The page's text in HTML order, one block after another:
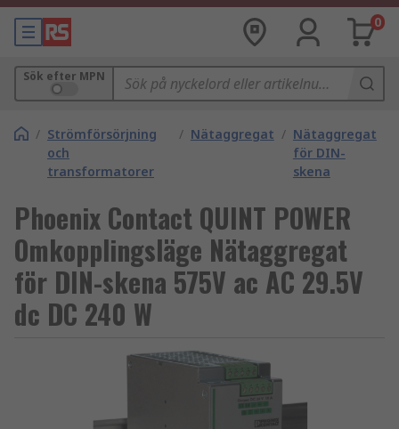
0
Sök efter MPN
/ Strömförsörjning
och
transformatorer
/ Nätaggregat / Nätaggregat
för DIN-
skena
Phoenix Contact QUINT POWER
Omkopplingsläge Nätaggregat
för DIN-skena 575V ac AC 29.5V
dc DC 240 W